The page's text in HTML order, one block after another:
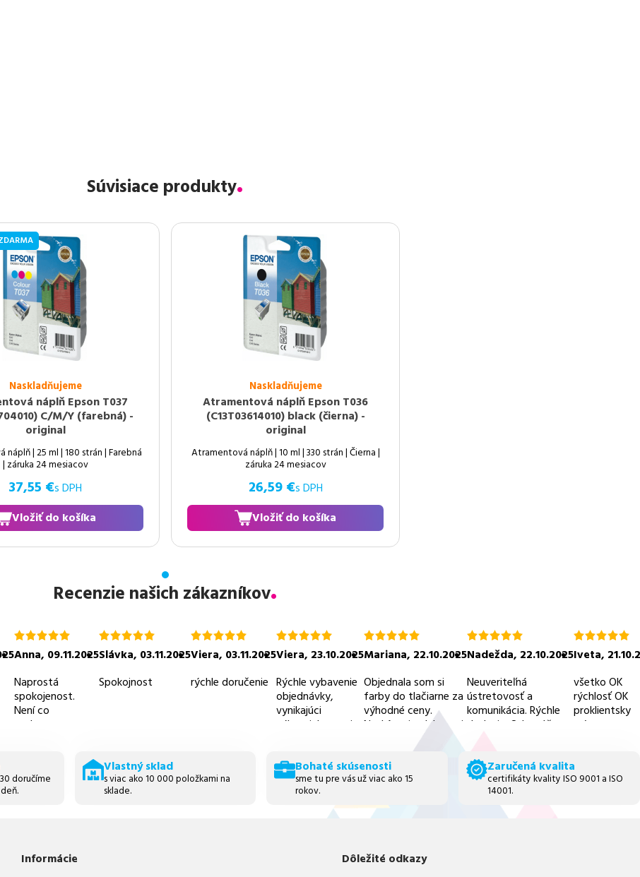
Súvisiace produkty
Naskladňujeme
náplň Epson T037
C/M/Y (farebná) -
original
| 25 ml | 180 strán | Farebná
| záruka 24 mesiacov
37,55 €s DPH
Vložiť do košíka
Naskladňujeme
Atramentová náplň Epson T036
(C13T03614010) black (čierna) -
original
Atramentová náplň | 10 ml | 330 strán | Čierna |
záruka 24 mesiacov
26,59 €s DPH
Vložiť do košíka
Recenzie našich zákazníkov
hodnotenie
5.0
5
Anna, 09.11.2025
Naprostá
spokojenost.
Není co
vytknout.
hodnotenie
5.0
5
Slávka, 03.11.2025
Spokojnost
hodnotenie
5.0
5
Viera, 03.11.2025
rýchle doručenie
hodnotenie
5.0
5
Viera, 23.10.2025
Rýchle vybavenie
objednávky,
vynikajúci
zákaznicky servis,
hodnotenie
5.0
5
Mariana, 22.10.2025
Objednala som si
farby do tlačiarne za
výhodné ceny.
Neskôr mi volala pani
z obchodu a
informovala ma ešte
o ďalších vyhodach -
ako napr. ušetriť na
Myslím si,že im
naozaj chvályhodné.
hodnotenie
5.0
5
Nadežda, 22.10.2025
Neuveriteľná
ústretovosť a
komunikácia. Rýchle
dodanie. Odporúčam
hodnotenie
5.0
5
Iveta,
všetko OK
rýchlosť OK
proklientsky
prístup
doručíme
Vlastný sklad
s viac ako 10 000 položkami na
sklade.
Bohaté skúsenosti
sme tu pre vás už viac ako 15
rokov.
Zaručená kvalita
certifikáty kvality ISO 9001 a ISO
14001.
Informácie
Dôležité odkazy